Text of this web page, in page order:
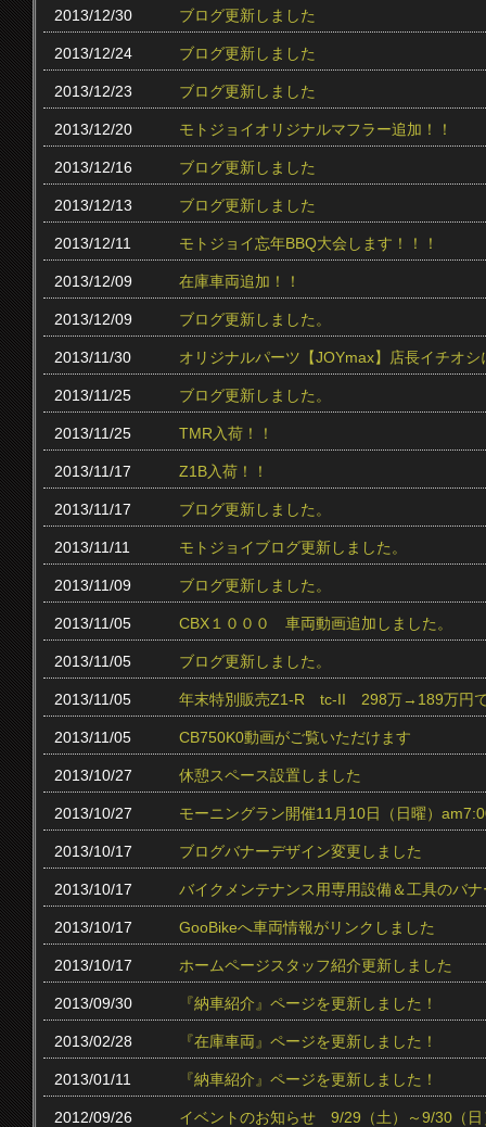
2013/12/30 ブログ更新しました
2013/12/24 ブログ更新しました
2013/12/23 ブログ更新しました
2013/12/20 モトジョイオリジナルマフラー追加！！
2013/12/16 ブログ更新しました
2013/12/13 ブログ更新しました
2013/12/11 モトジョイ忘年BBQ大会します！！！
2013/12/09 在庫車両追加！！
2013/12/09 ブログ更新しました。
2013/11/30 オリジナルパーツ【JOYmax】店長イチオ
2013/11/25 ブログ更新しました。
2013/11/25 TMR入荷！！
2013/11/17 Z1B入荷！！
2013/11/17 ブログ更新しました。
2013/11/11 モトジョイブログ更新しました。
2013/11/09 ブログ更新しました。
2013/11/05 CBX１０００ 車両動画追加しました。
2013/11/05 ブログ更新しました。
2013/11/05 年末特別販売Z1-R tc‐II 298万→189万円
2013/11/05 CB750K0動画がご覧いただけます
2013/10/27 休憩スペース設置しました
2013/10/27 モーニングラン開催11月10日（日曜）
2013/10/17 ブログバナーデザイン変更しました
2013/10/17 バイクメンテナンス用専用設備＆工具のバ
2013/10/17 GooBikeへ車両情報がリンクしました
2013/10/17 ホームページスタッフ紹介更新しました
2013/09/30 『納車紹介』ページを更新しました！
2013/02/28 『在庫車両』ページを更新しました！
2013/01/11 『納車紹介』ページを更新しました！
2012/09/26 イベントのお知らせ 9/29（土）～9/30（日